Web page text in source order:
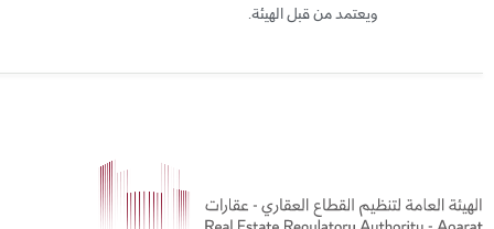
ويعتمد من قبل الهيئة.